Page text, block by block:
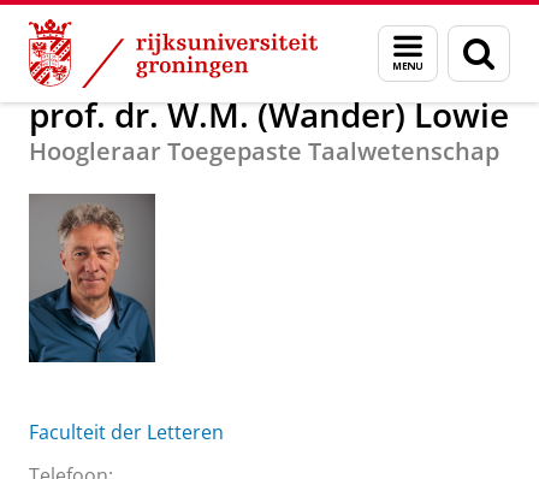
Skip
Content
Skip
Navigation
Menu
en
zoeken
Over ons prof. dr. W.M. (Wander) Lowie
prof. dr. W.M. (Wander) Lowie
Hoogleraar Toegepaste Taalwetenschap
Faculteit der Letteren